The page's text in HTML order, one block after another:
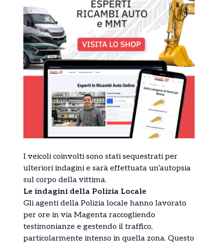
I veicoli coinvolti sono stati sequestrati per
ulteriori indagini e sarà effettuata un’autopsia
sul corpo della vittima.
Le indagini della Polizia Locale
Gli agenti della Polizia locale hanno lavorato
per ore in via Magenta raccogliendo
testimonianze e gestendo il traffico,
particolarmente intenso in quella zona. Questo